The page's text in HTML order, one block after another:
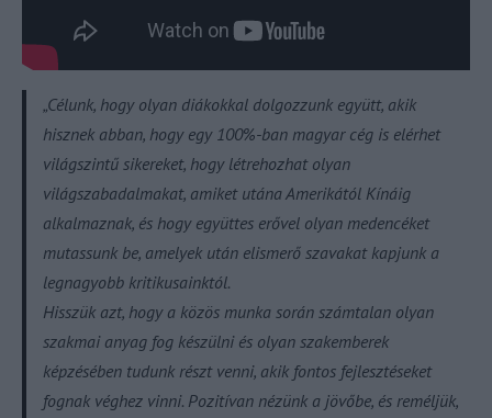
„Célunk, hogy olyan diákokkal dolgozzunk együtt, akik
hisznek abban, hogy egy 100%-ban magyar cég is elérhet
világszintű sikereket, hogy létrehozhat olyan
világszabadalmakat, amiket utána Amerikától Kínáig
alkalmaznak, és hogy együttes erővel olyan medencéket
mutassunk be, amelyek után elismerő szavakat kapjunk a
legnagyobb kritikusainktól.
Hisszük azt, hogy a közös munka során számtalan olyan
szakmai anyag fog készülni és olyan szakemberek
képzésében tudunk részt venni, akik fontos fejlesztéseket
fognak véghez vinni. Pozitívan nézünk a jövőbe, és reméljük,